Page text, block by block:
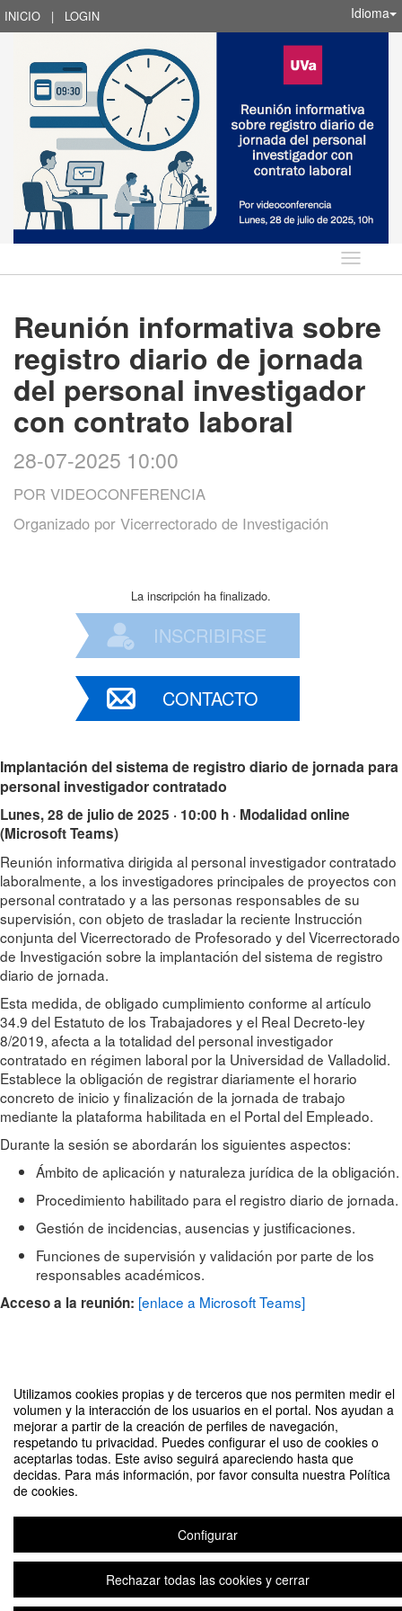
Utilizamos cookies propias y de terceros que nos permiten medir el
volumen y la interacción de los usuarios en el portal. Nos ayudan a
mejorar a partir de la creación de perfiles de navegación,
respetando tu privacidad. Puedes configurar el uso de cookies o
aceptarlas todas. Este aviso seguirá apareciendo hasta que
decidas. Para más información, por favor consulta nuestra Política
de cookies.
Configurar
Rechazar todas las cookies y cerrar
INICIO | LOGIN Idioma
Idioma
Reunión informativa sobre
registro diario de jornada
del personal investigador
con contrato laboral
28-07-2025 10:00
POR VIDEOCONFERENCIA
Organizado por Vicerrectorado de Investigación
La inscripción ha finalizado.
INSCRIBIRSE
CONTACTO
Implantación del sistema de registro diario de jornada para
personal investigador contratado
Lunes, 28 de julio de 2025 · 10:00 h · Modalidad online
(Microsoft Teams)
Reunión informativa dirigida al personal investigador contratado
laboralmente, a los investigadores principales de proyectos con
personal contratado y a las personas responsables de su
supervisión, con objeto de trasladar la reciente Instrucción
conjunta del Vicerrectorado de Profesorado y del Vicerrectorado
de Investigación sobre la implantación del sistema de registro
diario de jornada.
Esta medida, de obligado cumplimiento conforme al artículo
34.9 del Estatuto de los Trabajadores y el Real Decreto-ley
8/2019, afecta a la totalidad del personal investigador
contratado en régimen laboral por la Universidad de Valladolid.
Establece la obligación de registrar diariamente el horario
concreto de inicio y finalización de la jornada de trabajo
mediante la plataforma habilitada en el Portal del Empleado.
Durante la sesión se abordarán los siguientes aspectos:
Ámbito de aplicación y naturaleza jurídica de la obligación.
Procedimiento habilitado para el registro diario de jornada.
Gestión de incidencias, ausencias y justificaciones.
Funciones de supervisión y validación por parte de los
responsables académicos.
Acceso a la reunión: [enlace a Microsoft Teams]
Reunión informativa sobre registro diario de jornada del personal
investigador con contrato laboral
Contacto
Plataforma de organización de eventos Symposium